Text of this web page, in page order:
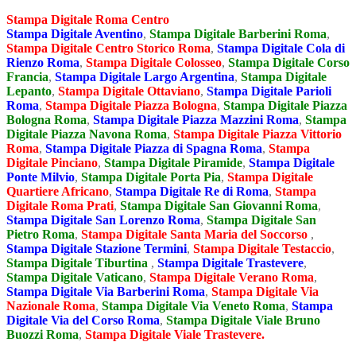
Stampa Digitale Roma Centro
Stampa Digitale Aventino, Stampa Digitale Barberini Roma,
Stampa Digitale Centro Storico Roma, Stampa Digitale Cola di
Rienzo Roma, Stampa Digitale Colosseo, Stampa Digitale Corso
Francia, Stampa Digitale Largo Argentina, Stampa Digitale
Lepanto, Stampa Digitale Ottaviano, Stampa Digitale Parioli
Roma, Stampa Digitale Piazza Bologna, Stampa Digitale Piazza
Bologna Roma, Stampa Digitale Piazza Mazzini Roma, Stampa
Digitale Piazza Navona Roma, Stampa Digitale Piazza Vittorio
Roma, Stampa Digitale Piazza di Spagna Roma, Stampa
Digitale Pinciano, Stampa Digitale Piramide, Stampa Digitale
Ponte Milvio, Stampa Digitale Porta Pia, Stampa Digitale
Quartiere Africano, Stampa Digitale Re di Roma, Stampa
Digitale Roma Prati, Stampa Digitale San Giovanni Roma,
Stampa Digitale San Lorenzo Roma, Stampa Digitale San
Pietro Roma, Stampa Digitale Santa Maria del Soccorso ,
Stampa Digitale Stazione Termini, Stampa Digitale Testaccio,
Stampa Digitale Tiburtina , Stampa Digitale Trastevere,
Stampa Digitale Vaticano, Stampa Digitale Verano Roma,
Stampa Digitale Via Barberini Roma, Stampa Digitale Via
Nazionale Roma, Stampa Digitale Via Veneto Roma, Stampa
Digitale Via del Corso Roma, Stampa Digitale Viale Bruno
Buozzi Roma, Stampa Digitale Viale Trastevere.